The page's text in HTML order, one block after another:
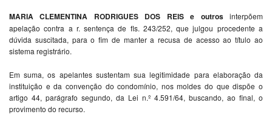
MARIA CLEMENTINA RODRIGUES DOS REIS e outros interpõem
apelação contra a r. sentença de fls. 243/252, que julgou procedente a
dúvida suscitada, para o fim de manter a recusa de acesso ao título ao
sistema registrário.
Em suma, os apelantes sustentam sua legitimidade para elaboração da
instituição e da convenção do condomínio, nos moldes do que dispõe o
artigo 44, parágrafo segundo, da Lei n.º 4.591/64, buscando, ao final, o
provimento do recurso.